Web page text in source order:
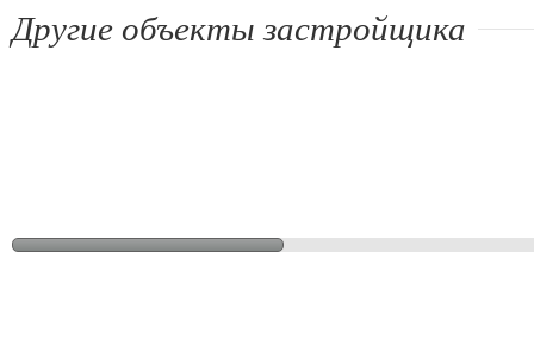
Другие объекты застройщика
ЖК Суворов
Ирпень, ул. Суворова, 1
ЖК Киевский
Ирпень, ул. Карла
Маркса, 2/1